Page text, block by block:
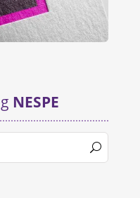
NESPE